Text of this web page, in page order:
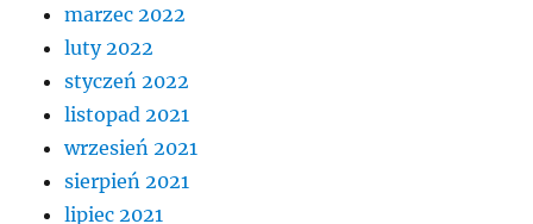
marzec 2022
luty 2022
styczeń 2022
listopad 2021
wrzesień 2021
sierpień 2021
lipiec 2021